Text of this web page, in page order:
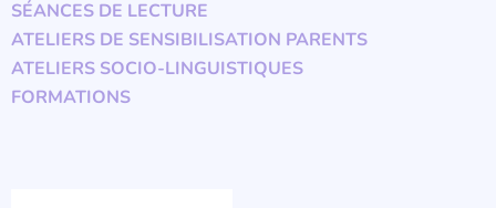
SÉANCES DE LECTURE
ATELIERS DE SENSIBILISATION PARENTS
ATELIERS SOCIO-LINGUISTIQUES
FORMATIONS